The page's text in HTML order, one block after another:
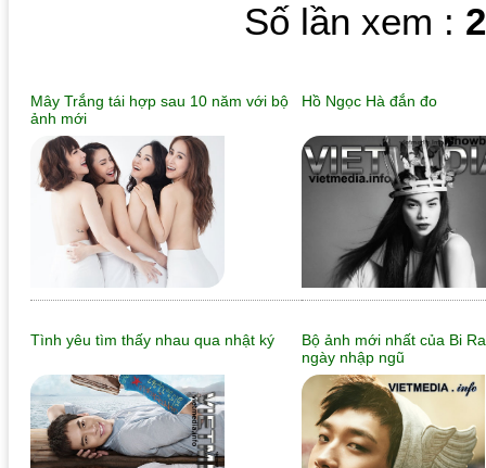
Số lần xem :
Mây Trắng tái hợp sau 10 năm với bộ
ảnh mới
Hồ Ngọc Hà đắn đo
Tình yêu tìm thấy nhau qua nhật ký
Bộ ảnh mới nhất của Bi
ngày nhập ngũ